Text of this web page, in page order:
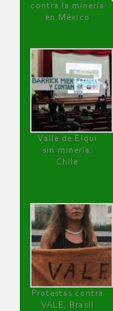
contra la minería
en México
Valle de Elqui
sin minería.
Chile
Protestas contra
VALE, Brasil